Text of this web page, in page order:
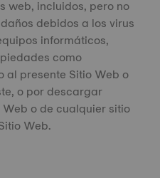
web, incluidos, pero no
debidos a los virus
informáticos,
como
al presente Sitio Web o
o por descargar
o de cualquier sitio
Web.